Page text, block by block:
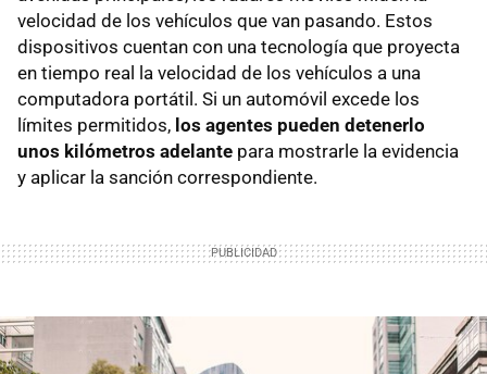
velocidad de los vehículos que van pasando. Estos
dispositivos cuentan con una tecnología que proyecta
en tiempo real la velocidad de los vehículos a una
computadora portátil. Si un automóvil excede los
límites permitidos, los agentes pueden detenerlo
unos kilómetros adelante para mostrarle la evidencia
y aplicar la sanción correspondiente.